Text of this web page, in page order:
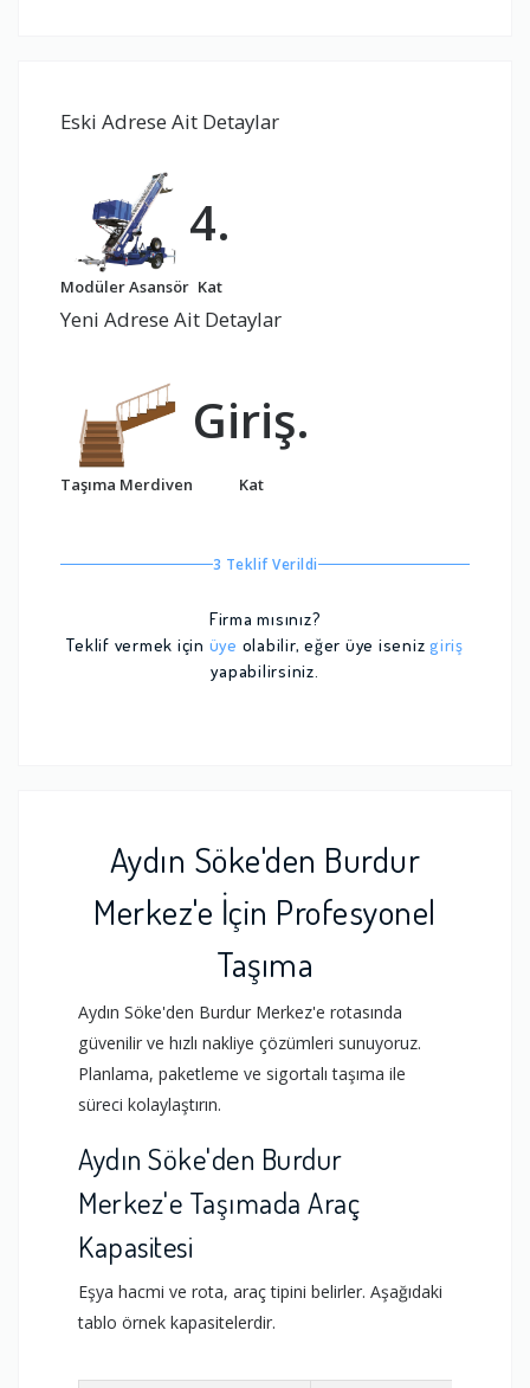
Eski Adrese Ait Detaylar
Modüler Asansör
4.
Kat
Yeni Adrese Ait Detaylar
Taşıma Merdiven
Giriş.
Kat
3 Teklif Verildi
Firma mısınız?
Teklif vermek için üye olabilir, eğer üye iseniz giriş
yapabilirsiniz.
Aydın Söke'den Burdur
Merkez'e İçin Profesyonel
Taşıma
Aydın Söke'den Burdur Merkez'e rotasında
güvenilir ve hızlı nakliye çözümleri sunuyoruz.
Planlama, paketleme ve sigortalı taşıma ile
süreci kolaylaştırın.
Aydın Söke'den Burdur
Merkez'e Taşımada Araç
Kapasitesi
Eşya hacmi ve rota, araç tipini belirler. Aşağıdaki
tablo örnek kapasitelerdir.